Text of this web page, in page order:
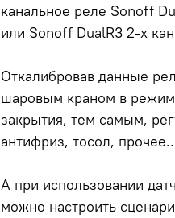
канальное реле Sonoff
или Sonoff DualR3 2-х
Откалибровав данные
шаровым краном в
закрытия, тем самым,
антифриз, тосол,
А при использовании
можно настроить